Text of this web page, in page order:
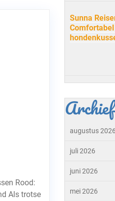
Rood:
Als trotse
Sunna
Archief
augustus 2026
juli 2026
juni 2026
mei 2026